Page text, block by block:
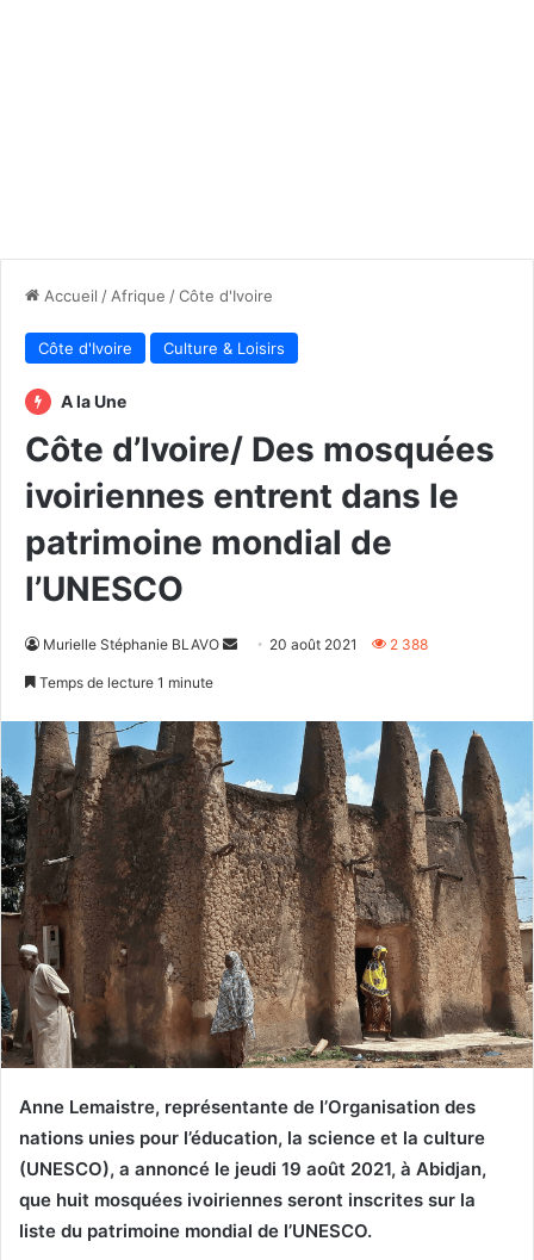
Accueil / Afrique /Côte d'Ivoire
Côte d'Ivoire Culture & Loisirs
A la Une
Côte d’Ivoire/ Des mosquées
ivoiriennes entrent dans le
patrimoine mondial de
l’UNESCO
Murielle Stéphanie BLAVO
Envoyer20 août 2021 2 388
Temps de lecture 1 minute
Anne Lemaistre, représentante de l’Organisation des
nations unies pour l’éducation, la science et la culture
(UNESCO), a annoncé le jeudi 19 août 2021, à Abidjan,
que huit mosquées ivoiriennes seront inscrites sur la
liste du patrimoine mondial de l’UNESCO.